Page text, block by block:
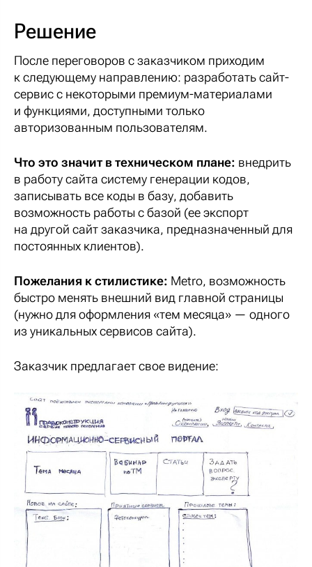
Решение
После переговоров с заказчиком приходим
к следующему направлению: разработать сайт-
сервис с некоторыми премиум-материалами
и функциями, доступными только
авторизованным пользователям.
Что это значит в техническом плане: внедрить
в работу сайта систему генерации кодов,
записывать все коды в базу, добавить
возможность работы с базой (ее экспорт
на другой сайт заказчика, предназначенный для
постоянных клиентов).
Пожелания к стилистике: Metro, возможность
быстро менять внешний вид главной страницы
(нужно для оформления «тем месяца» — одного
из уникальных сервисов сайта).
Заказчик предлагает свое видение: